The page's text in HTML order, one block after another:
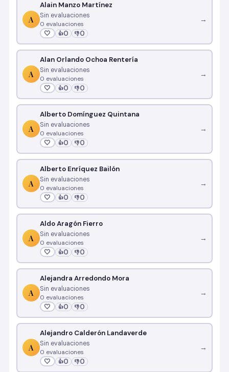
A
Alain Manzo Martínez
Sin evaluaciones
0 evaluaciones
🤍 👍0 👎0
→
A
Alan Orlando Ochoa Rentería
Sin evaluaciones
0 evaluaciones
🤍 👍0 👎0
→
A
Alberto Domínguez Quintana
Sin evaluaciones
0 evaluaciones
🤍 👍0 👎0
→
A
Alberto Enríquez Bailón
Sin evaluaciones
0 evaluaciones
🤍 👍0 👎0
→
A
Aldo Aragón Fierro
Sin evaluaciones
0 evaluaciones
🤍 👍0 👎0
→
A
Alejandra Arredondo Mora
Sin evaluaciones
0 evaluaciones
🤍 👍0 👎0
→
A
Alejandro Calderón Landaverde
Sin evaluaciones
0 evaluaciones
🤍 👍0 👎0
→